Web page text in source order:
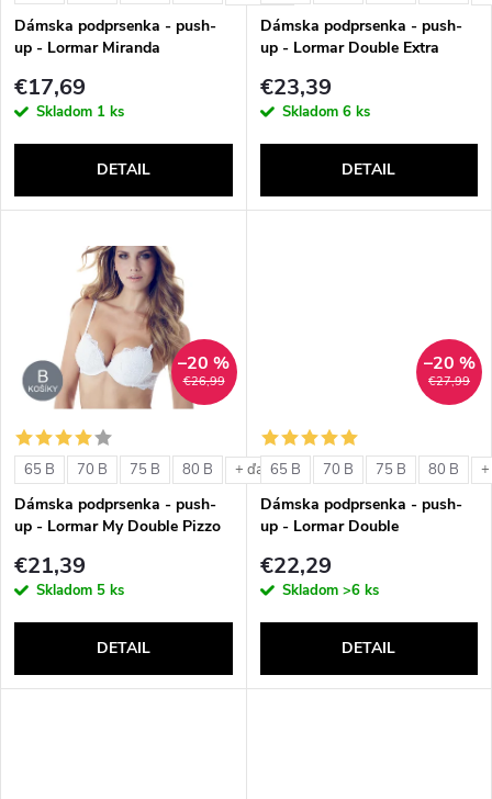
p
r
d
t
o
v
p
r
o
d
t
o
v
Dámska podprsenka - push-
up - Lormar Miranda
€17,69
Skladom 1 ks
DETAIL
Dámska podprsenka - push-
up - Lormar Double Extra
€23,39
Skladom 6 ks
DETAIL
€26,99
–20 %
65 B 70 B 75 B 80 B + ďalšie
Dámska podprsenka - push-
up - Lormar My Double Pizzo
€21,39
Skladom 5 ks
DETAIL
€27,99
–20 %
65 B 70 B 75 B 80 B
Dámska podprsenka - push-
up - Lormar Double
€22,29
Skladom >6 ks
DETAIL